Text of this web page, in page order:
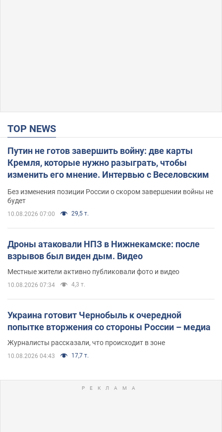
TOP NEWS
Путин не готов завершить войну: две карты
Кремля, которые нужно разыграть, чтобы
изменить его мнение. Интервью с Веселовским
Без изменения позиции России о скором завершении войны не
будет
10.08.2026 07:00 29,5 т.
Дроны атаковали НПЗ в Нижнекамске: после
взрывов был виден дым. Видео
Местные жители активно публиковали фото и видео
10.08.2026 07:34 4,3 т.
Украина готовит Чернобыль к очередной
попытке вторжения со стороны России – медиа
Журналисты рассказали, что происходит в зоне
10.08.2026 04:43 17,7 т.